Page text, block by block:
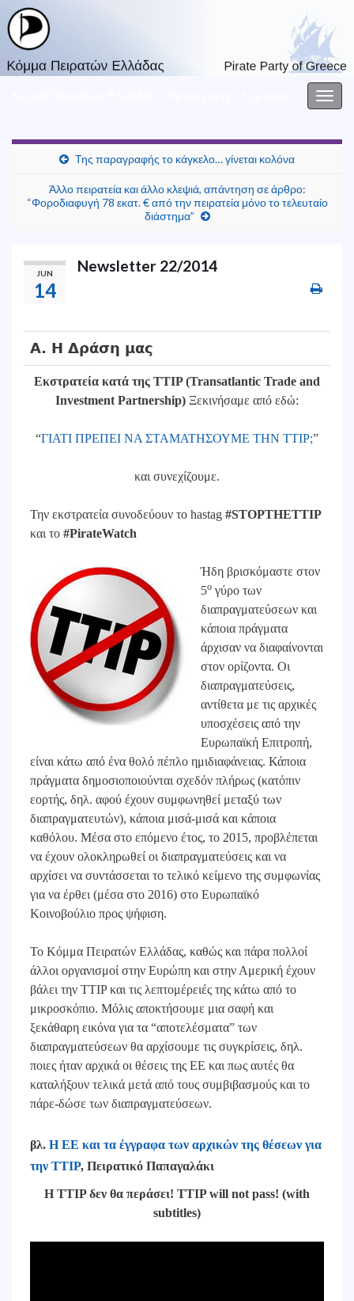
Της παραγραφής το κάγκελο… γίνεται κολόνα
Άλλο πειρατεία και άλλο κλεψιά, απάντηση σε άρθρο:
“Φοροδιαφυγή 78 εκατ. € από την πειρατεία μόνο το τελευταίο
διάστημα”
JUN
14
Newsletter 22/2014
Α. Η Δράση μας
Εκστρατεία κατά της TTIP (Transatlantic Trade and
Investment Partnership) Ξεκινήσαμε από εδώ:
“ΓΙΑΤΙ ΠΡΕΠΕΙ ΝΑ ΣΤΑΜΑΤΗΣΟΥΜΕ ΤΗΝ TTIP;”
και συνεχίζουμε.
Την εκστρατεία συνοδεύουν το hastag #STOPTHETTIP
και το #PirateWatch
Ήδη βρισκόμαστε στον
5ο γύρο των
διαπραγματεύσεων και
κάποια πράγματα
άρχισαν να διαφαίνονται
στον ορίζοντα. Οι
διαπραγματεύσεις,
αντίθετα με τις αρχικές
υποσχέσεις από την
Ευρωπαϊκή Επιτροπή,
είναι κάτω από ένα θολό πέπλο ημιδιαφάνειας. Κάποια
πράγματα δημοσιοποιούνται σχεδόν πλήρως (κατόπιν
εορτής, δηλ. αφού έχουν συμφωνηθεί μεταξύ των
διαπραγματευτών), κάποια μισά-μισά και κάποια
καθόλου. Μέσα στο επόμενο έτος, το 2015, προβλέπεται
να έχουν ολοκληρωθεί οι διαπραγματεύσεις και να
αρχίσει να συντάσσεται το τελικό κείμενο της συμφωνίας
για να έρθει (μέσα στο 2016) στο Ευρωπαϊκό
Κοινοβούλιο προς ψήφιση.
Το Κόμμα Πειρατών Ελλάδας, καθώς και πάρα πολλοί
άλλοι οργανισμοί στην Ευρώπη και στην Αμερική έχουν
βάλει την TTIP και τις λεπτομέρειές της κάτω από το
μικροσκόπιο. Μόλις αποκτήσουμε μια σαφή και
ξεκάθαρη εικόνα για τα “αποτελέσματα” των
διαπραγματεύσεων θα αρχίσουμε τις συγκρίσεις, δηλ.
ποιες ήταν αρχικά οι θέσεις της ΕΕ και πως αυτές θα
καταλήξουν τελικά μετά από τους συμβιβασμούς και το
πάρε-δώσε των διαπραγματεύσεων.
βλ. Η ΕΕ και τα έγγραφα των αρχικών της θέσεων για
την ΤΤΙΡ, Πειρατικό Παπαγαλάκι
Η TTIP δεν θα περάσει! TTIP will not pass! (with
subtitles)